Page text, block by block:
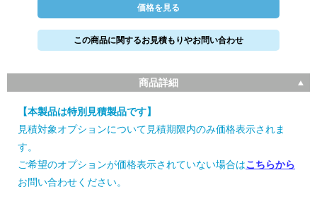
価格を見る
この商品に関するお見積もりやお問い合わせ
商品詳細
【本製品は特別見積製品です】
見積対象オプションについて見積期限内のみ価格表示されま
す。
ご希望のオプションが価格表示されていない場合はこちらから
お問い合わせください。